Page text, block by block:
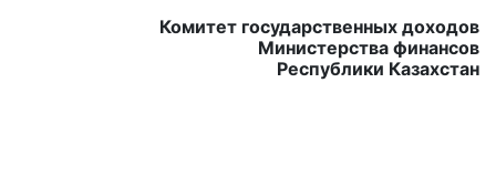
Комитет государственных доходов
Министерства финансов
Республики Казахстан